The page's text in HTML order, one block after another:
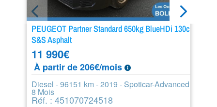
PEUGEOT Partner Standard 650kg BlueHDi 130ch
S&S Asphalt
11 990€
À partir de 206€/mois
Diesel - 96151 km - 2019 - Spoticar-Advanced
8 Mois
Réf. : 451070724518